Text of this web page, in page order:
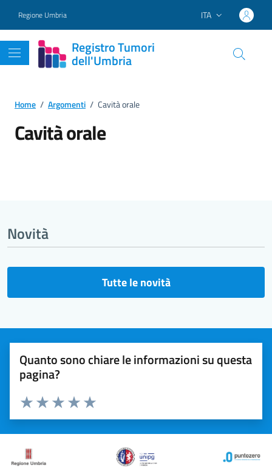
Regione Umbria Lingua attiva:
ITA
Registro Tumori
dell'Umbria
Home / Argomenti / Cavità orale
Cavità orale
Novità
Tutte le novità
Quanto sono chiare le informazioni su questa
pagina?
Valuta 5 stelle su 5
Valuta 4 stelle su 5
Valuta 3 stelle su 5
Valuta 2 stelle su 5
Valuta 1 stelle su 5